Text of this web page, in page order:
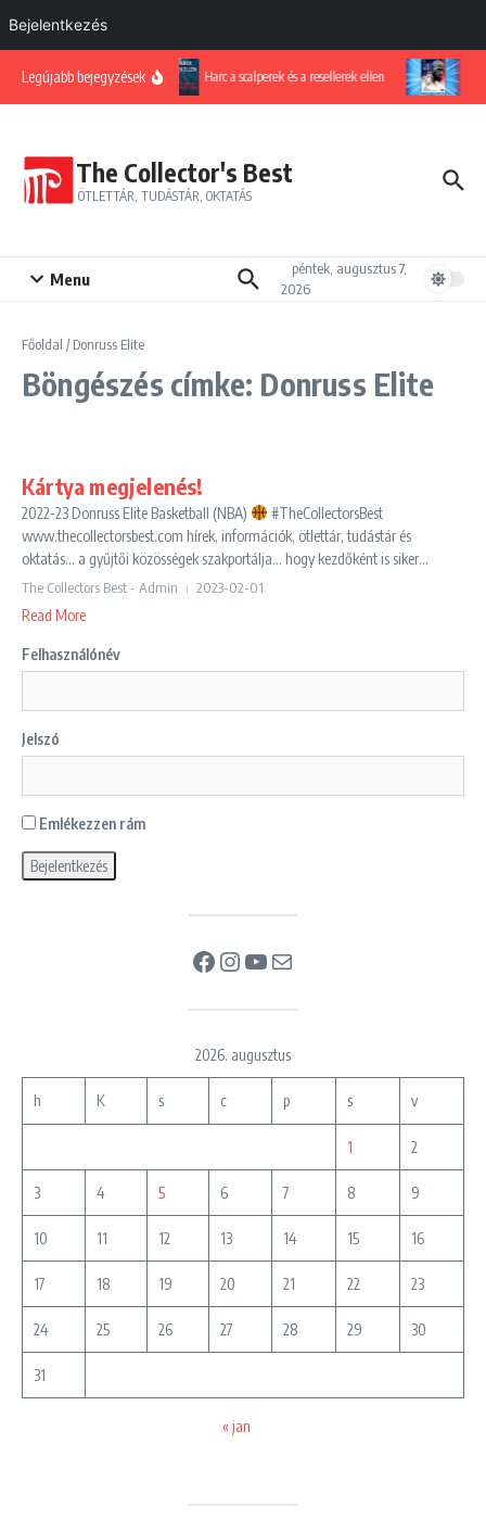
Bejelentkezés
Legújabb bejegyzések
Harc a scalperek és a resellerek ellen
The Collector's Best
ÖTLETTÁR, TUDÁSTÁR, OKTATÁS
Menu
péntek, augusztus 7,
2026
Főoldal /Donruss Elite
Böngészés címke: Donruss Elite
Kártya megjelenés!
2022-23 Donruss Elite Basketball (NBA)
#TheCollectorsBest
www.thecollectorsbest.com hírek, információk, ötlettár, tudástár és
oktatás… a gyűjtői közösségek szakportálja… hogy kezdőként is siker...
The Collectors Best - Admin 2023-02-01
Read More
Felhasználónév
Jelszó
Emlékezzen rám
Facebook
Instagram
YouTube
Mail
2026. augusztus
h K s c p s v
1 2
3 4 5 6 7 8 9
10 11 12 13 14 15 16
17 18 19 20 21 22 23
24 25 26 27 28 29 30
31
« jan